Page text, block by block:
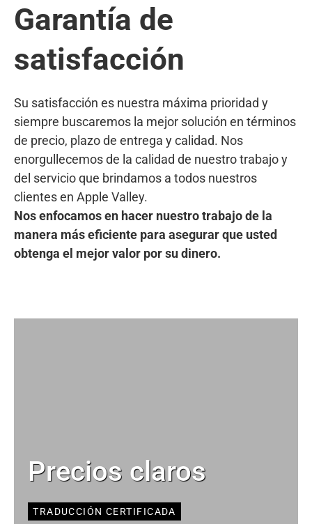
Garantía de
satisfacción
Su satisfacción es nuestra máxima prioridad y
siempre buscaremos la mejor solución en términos
de precio, plazo de entrega y calidad. Nos
enorgullecemos de la calidad de nuestro trabajo y
del servicio que brindamos a todos nuestros
clientes en Apple Valley.
Nos enfocamos en hacer nuestro trabajo de la
manera más eficiente para asegurar que usted
obtenga el mejor valor por su dinero.
Precios claros
TRADUCCIÓN CERTIFICADA